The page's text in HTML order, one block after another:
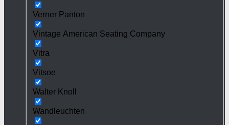
Verner Panton
Vintage American Seating Company
Vitra
Vitsoe
Walter Knoll
Wandleuchten